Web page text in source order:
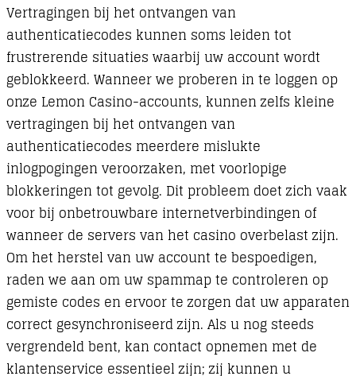
Vertragingen bij het ontvangen van
authenticatiecodes kunnen soms leiden tot
frustrerende situaties waarbij uw account wordt
geblokkeerd. Wanneer we proberen in te loggen op
onze Lemon Casino-accounts, kunnen zelfs kleine
vertragingen bij het ontvangen van
authenticatiecodes meerdere mislukte
inlogpogingen veroorzaken, met voorlopige
blokkeringen tot gevolg. Dit probleem doet zich vaak
voor bij onbetrouwbare internetverbindingen of
wanneer de servers van het casino overbelast zijn.
Om het herstel van uw account te bespoedigen,
raden we aan om uw spammap te controleren op
gemiste codes en ervoor te zorgen dat uw apparaten
correct gesynchroniseerd zijn. Als u nog steeds
vergrendeld bent, kan contact opnemen met de
klantenservice essentieel zijn; zij kunnen u